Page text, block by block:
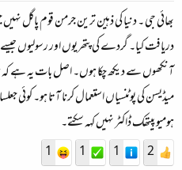
بھائی جی ۔ دنیا کی ذہین ترین جرمن قوم پاگل
دریافت کیا۔ گردے کی پتھریوں اور رسولیوں
آنکھوں سے دیکھ چکا ہوں۔ اصل بات یہ ہے کہ
میڈیسن کی پوٹنسیاں استعمال کرنا آتا ہو۔ کوئی
ہومیو پیتھک ڈاکٹر نہیں کہہ سکتے۔
2
1
1
1